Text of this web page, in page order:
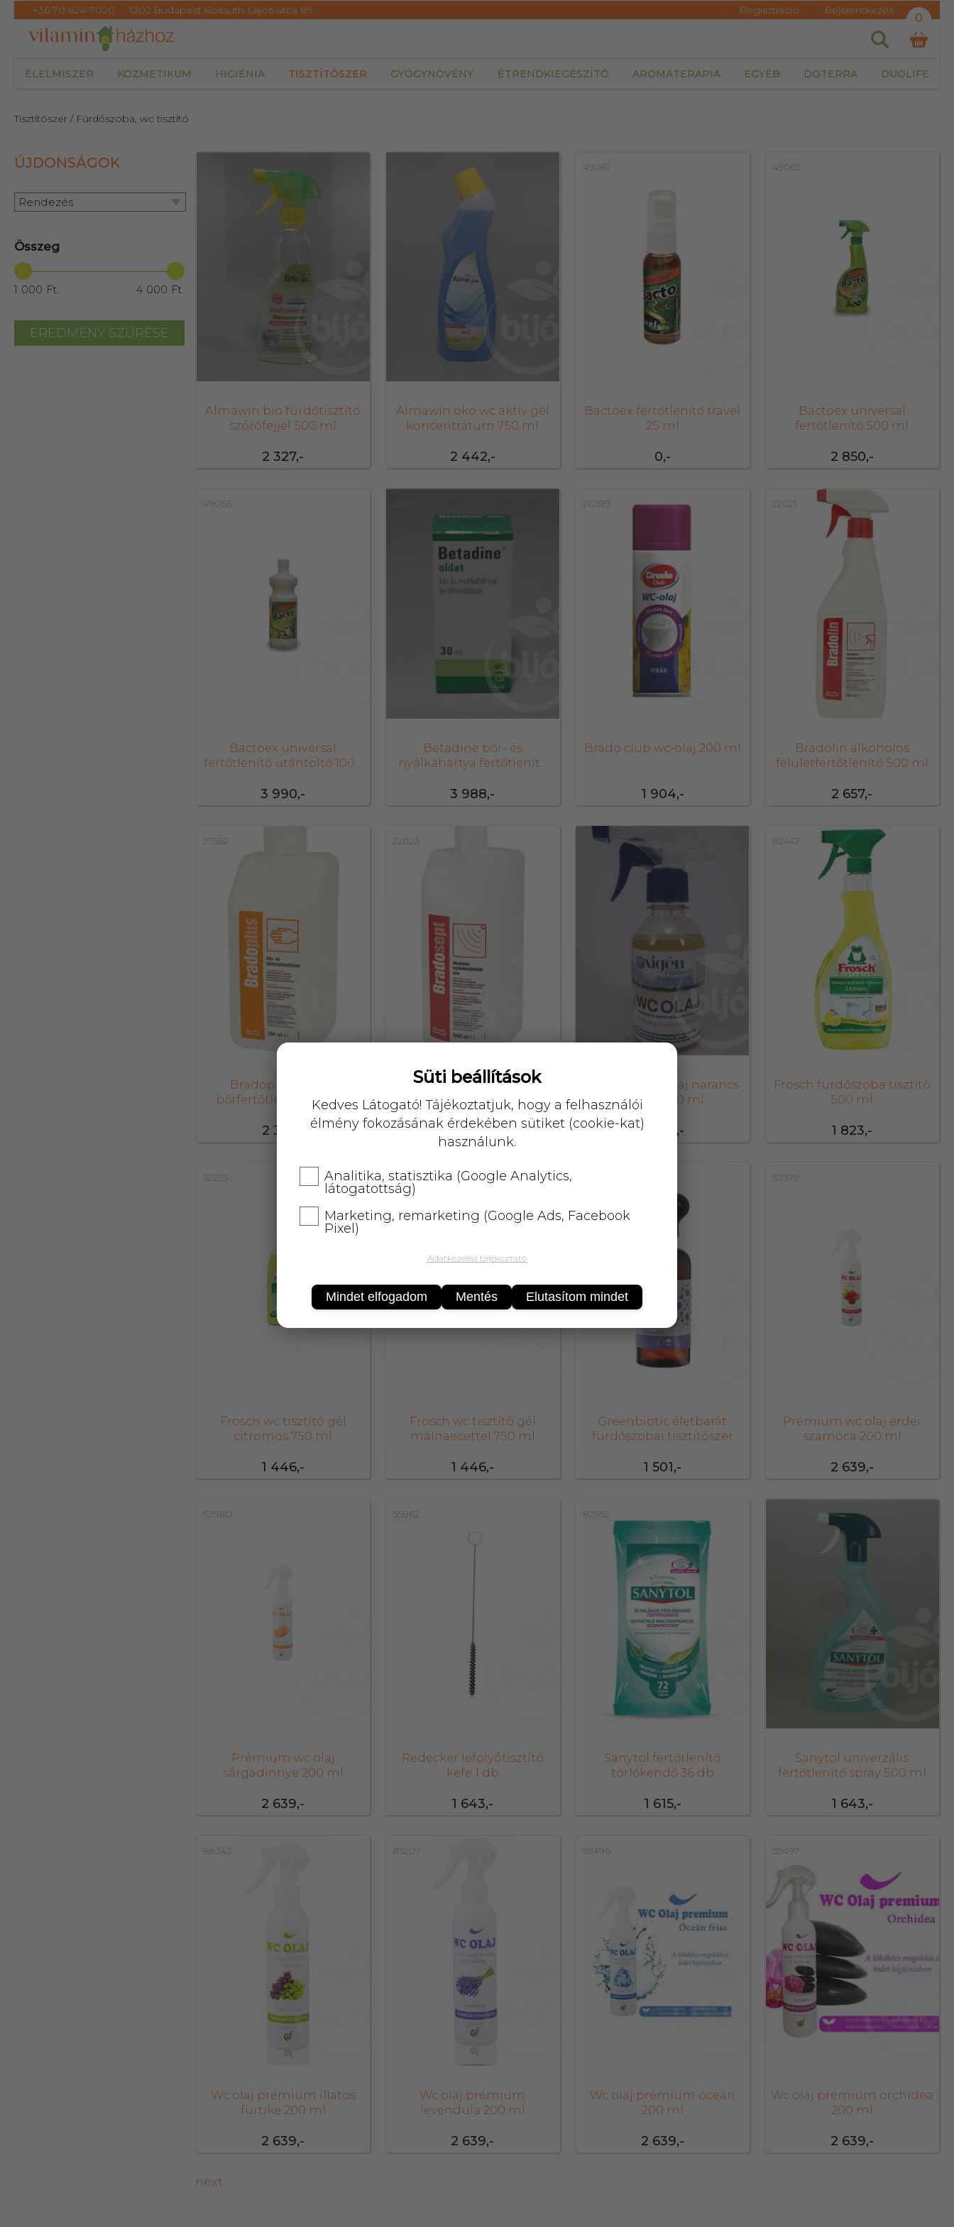
+36 70 624-7020 1202.Budapest.Kossuth Lajos utca 89 Regisztráció Bejelentkezés
0
ÉLELMISZER KOZMETIKUM HIGIÉNIA TISZTÍTÓSZER GYÓGYNÖVÉNY ÉTRENDKIEGÉSZÍTŐ AROMATERÁPIA EGYÉB DOTERRA DUOLIFE
Tisztítószer / Fürdőszoba, wc tisztító
2 327,-
Almawin bio fürdőtisztító
szórófejjel 500 ml
2 442,-
Almawin öko wc aktív gél
koncentrátum 750 ml
49067
0,-
Bactoex fertőtlenítő travel
25 ml
49065
2 850,-
Bactoex universal
fertőtlenítő 500 ml
49066
3 990,-
Bactoex universal
fertőtlenítő utántöltő 1000
3 988,-
Betadine bőr- és
nyálkahártya fertőtlenítő
26289
1 904,-
Brado club wc-olaj 200 ml
22021
2 657,-
Bradolin alkoholos
felületfertőtlenítő 500 ml
27562
2 326,-
Bradoplus kéz- és
bőrfertőtlenítő 500 ml
22023
3 876,-
Bradosept alkoholos
felületfertőtlenítő 1000 ml
47018
2 660,-
Földbarát wc olaj narancs
illattal 200 ml
82447
1 823,-
Frosch fürdőszoba tisztító
500 ml
52255
1 446,-
Frosch wc tisztító gél
citromos 750 ml
56310
1 446,-
Frosch wc tisztító gél
málnaecettel 750 ml
1 501,-
Greenbiotic életbarát
fürdőszobai tisztítószer
53979
2 639,-
Prémium wc olaj erdei
szamóca 200 ml
53980
2 639,-
Prémium wc olaj
sárgadinnye 200 ml
55862
1 643,-
Redecker lefolyótisztító
kefe 1 db
82952
1 615,-
Sanytol fertőtlenítő
törlőkendő 36 db
1 643,-
Sanytol univerzális
fertőtlenítő spray 500 ml
86342
2 639,-
Wc olaj prémium illatos
fürtike 200 ml
85207
2 639,-
Wc olaj prémium
levendula 200 ml
59496
2 639,-
Wc olaj prémium óceán
200 ml
59497
2 639,-
Wc olaj prémium orchidea
200 ml
next
ÚJDONSÁGOK
Rendezés
Összeg
1 000 Ft. 4 000 Ft.
EREDMÉNY SZŰRÉSE
Süti beállítások
Kedves Látogató! Tájékoztatjuk, hogy a felhasználói
élmény fokozásának érdekében sütiket (cookie-kat)
használunk.
Analitika, statisztika (Google Analytics,
látogatottság)
Marketing, remarketing (Google Ads, Facebook
Pixel)
Adatkezelési tájékoztató
Mindet elfogadom Mentés Elutasítom mindet